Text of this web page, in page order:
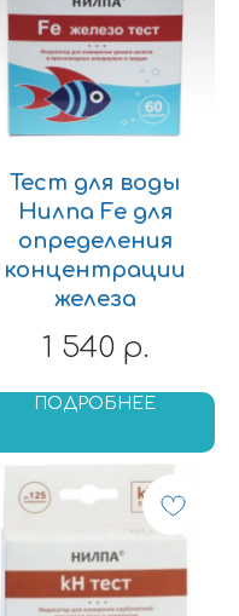
Тест для воды
Нилпа Fe для
определения
концентрации
железа
1 540 р.
ПОДРОБНЕЕ